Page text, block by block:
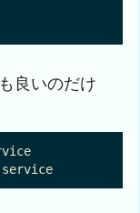
良いのだけ